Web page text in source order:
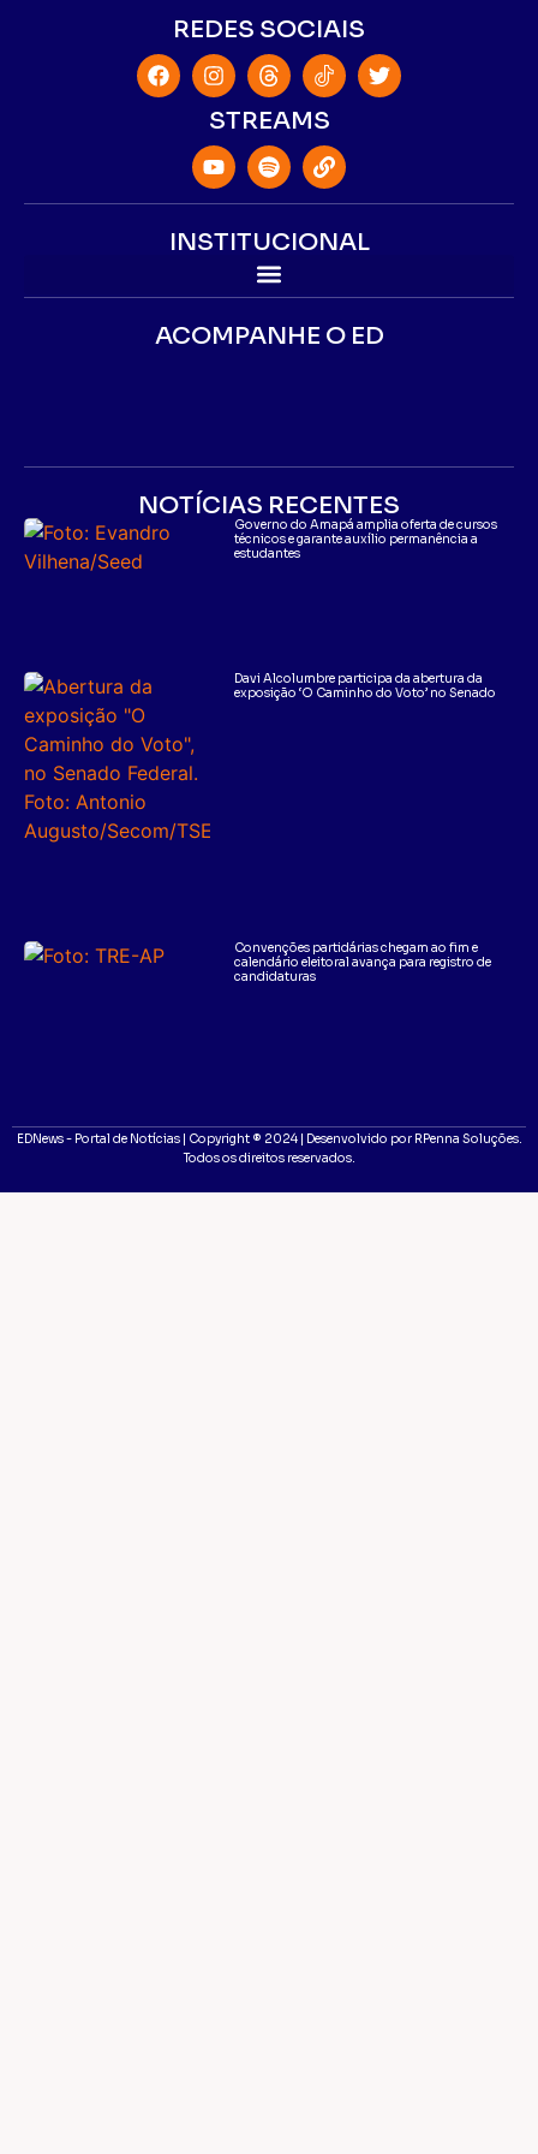
REDES SOCIAIS
STREAMS
INSTITUCIONAL
ACOMPANHE O ED
NOTÍCIAS RECENTES
Governo do Amapá amplia oferta de cursos
técnicos e garante auxílio permanência a
estudantes
Davi Alcolumbre participa da abertura da
exposição ‘O Caminho do Voto’ no Senado
Convenções partidárias chegam ao fim e
calendário eleitoral avança para registro de
candidaturas
EDNews - Portal de Notícias | Copyright ® 2024 | Desenvolvido por RPenna Soluções.
Todos os direitos reservados.